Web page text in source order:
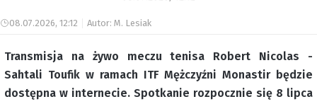
08.07.2026, 12:12 Autor: M. Lesiak
Transmisja na żywo meczu tenisa Robert Nicolas -
Sahtali Toufik w ramach ITF Mężczyźni Monastir będzie
dostępna w internecie. Spotkanie rozpocznie się 8 lipca